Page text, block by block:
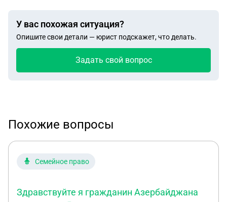
У вас похожая ситуация?
Опишите свои детали — юрист подскажет, что делать.
Задать свой вопрос
Похожие вопросы
Семейное право
Здравствуйте я гражданин Азербайджана